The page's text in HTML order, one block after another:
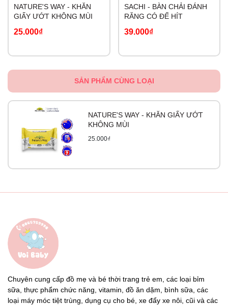
NATURE'S WAY - KHĂN
GIẤY ƯỚT KHÔNG MÙI
25.000₫
SACHI - BÀN CHẢI ĐÁNH
RĂNG CÓ ĐẾ HÍT
39.000₫
SẢN PHẨM CÙNG LOẠI
NATURE'S WAY - KHĂN GIẤY ƯỚT
KHÔNG MÙI
25.000₫
Chuyên cung cấp đồ mẹ và bé thời trang trẻ em, các loại bỉm
sữa, thực phẩm chức năng, vitamin, đồ ăn dặm, bình sữa, các
loại máy móc tiệt trùng, dụng cụ cho bé, xe đẩy xe nôi, cũi và các